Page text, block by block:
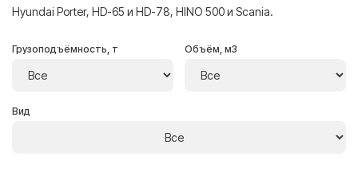
Hyundai Porter, HD-65 и HD-78, HINO 500 и Scania.
Грузоподъёмность, т Объём, м3
Вид